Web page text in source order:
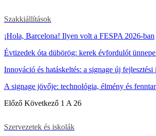
Szakkiállítások
¡Hola, Barcelona! Ilyen volt a FESPA 2026-ban
Évtizedek óta dübörög: kerek évfordulót
Innováció és hatáskeltés: a signage új fejlesztési
A signage jövője: technológia, élmény és
Előző Következő 1 A 26
Szervezetek és iskolák